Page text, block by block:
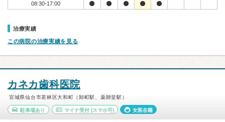
08:30-17:00
治療実績
この病院の治療実績を見る
カネカ歯科医院
宮城県仙台市若林区大和町（卸町駅、薬師堂駅）
駐車場あり マイナ受付(スマホ可) 女医在籍